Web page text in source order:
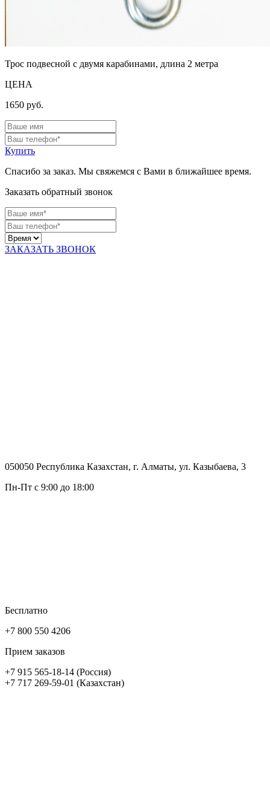
Трос подвесной с двумя карабинами, длина 2 метра
ЦЕНА
1650 руб.
Купить
Спасибо за заказ. Мы свяжемся с Вами в ближайшее время.
Заказать обратный звонок
ЗАКАЗАТЬ ЗВОНОК
050050 Республика Казахстан, г. Алматы, ул. Казыбаева, 3
Пн-Пт с 9:00 до 18:00
Бесплатно
+7 800 550 4206
Прием заказов
+7 915 565-18-14 (Россия)
+7 717 269-59-01 (Казахстан)